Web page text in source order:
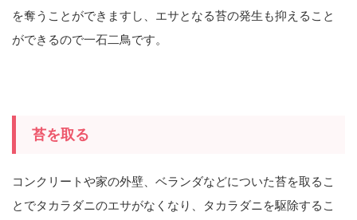
を奪うことができますし、エサとなる苔の発生も抑えること
ができるので一石二鳥です。
苔を取る
コンクリートや家の外壁、ベランダなどについた苔を取るこ
とでタカラダニのエサがなくなり、タカラダニを駆除するこ